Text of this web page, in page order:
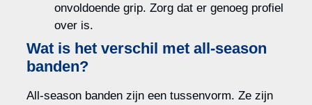
onvoldoende grip. Zorg dat er genoeg profiel
over is.
Wat is het verschil met all-season
banden?
All-season banden zijn een tussenvorm. Ze zijn